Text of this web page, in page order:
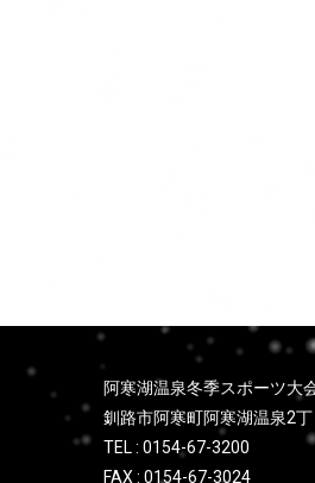
阿寒湖温泉冬季スポーツ大
釧路市阿寒町阿寒湖温泉2
TEL : 0154-67-3200
FAX : 0154-67-3024